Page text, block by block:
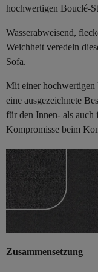
hochwertigen Bouclé-
Wasserabweisend,
Weichheit veredeln
Sofa.
Mit einer hochwertigen
eine ausgezeichnete
für den Innen- als auch
Kompromisse beim
Zusammensetzung